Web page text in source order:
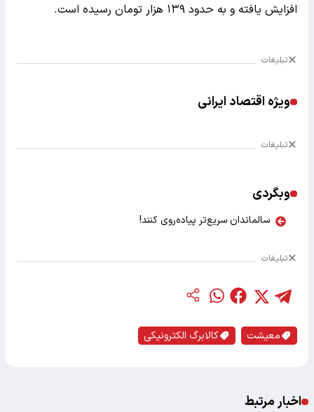
افزایش یافته و به حدود ۱۳۹ هزار تومان رسیده است.
تبلیغات
ویژه اقتصاد ایرانی
تبلیغات
وبگردی
سالماندان سریع‌تر پیاده‌روی کنند!
تبلیغات
معیشت کالابرگ الکترونیکی
اخبار مرتبط